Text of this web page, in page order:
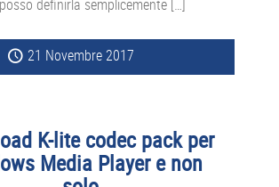
definirla semplicemente […]
21 Novembre 2017
K-lite codec pack per
Media Player e non